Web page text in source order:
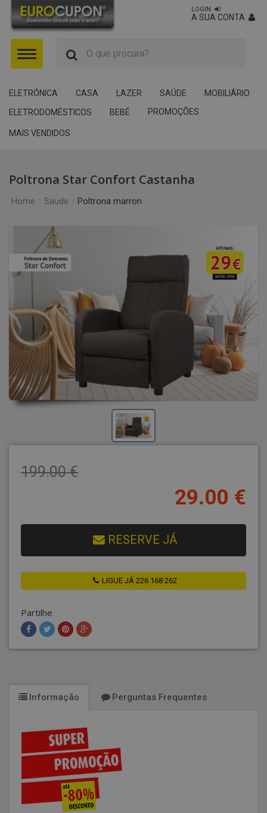
Menu
LOGIN
A SUA CONTA
ELETRÓNICA CASA LAZER SAÚDE
MOBILIÁRIO
ELETRODOMÉSTICOS
BEBÉ PROMOÇÕES
MAIS VENDIDOS
Poltrona Star Confort Castanha
Home Saude Poltrona marron
199.00 €
29.00 €
RESERVE JÁ
LIGUE JÁ 226 168 262
Partilhe
Informação Perguntas Frequentes